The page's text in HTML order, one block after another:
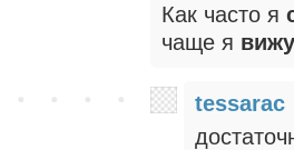
Как часто я
чаще я вижу
tessarac